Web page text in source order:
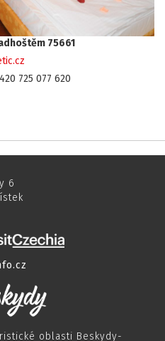
75661
725 077 620
6
oblasti Beskydy-